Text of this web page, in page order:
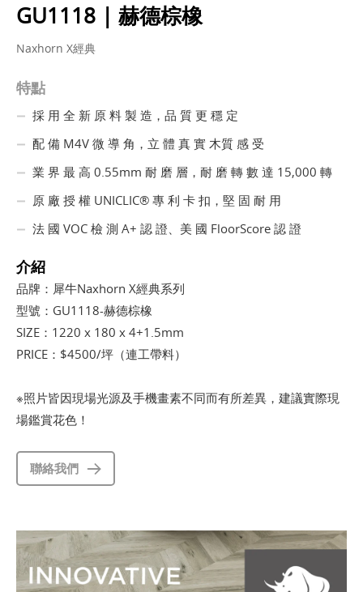
GU1118 | 赫德棕橡
Naxhorn X經典
特點
採 用 全 新 原 料 製 造，品 質 更 穩 定
配 備 M4V 微 導 角，立 體 真 實 木質 感 受
業 界 最 高 0.55mm 耐 磨 層，耐 磨 轉 數 達 15,000 轉
原 廠 授 權 UNICLIC® 專 利 卡 扣，堅 固 耐 用
法 國 VOC 檢 測 A+ 認 證、美 國 FloorScore 認 證
介紹
品牌：犀牛Naxhorn X經典系列
型號：GU1118-赫德棕橡
SIZE：1220 x 180 x 4+1.5mm
PRICE：$4500/坪（連工帶料）
※照片皆因現場光源及手機畫素不同而有所差異，建議實際現
場鑑賞花色！
聯絡我們